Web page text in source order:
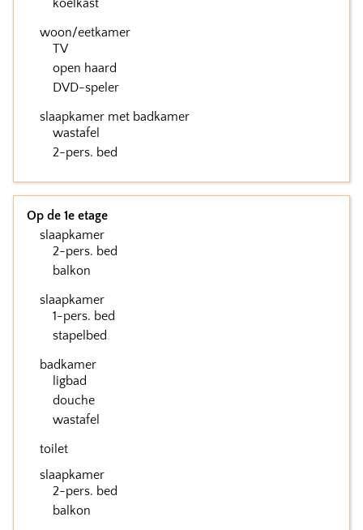
koelkast
woon/eetkamer
TV
open haard
DVD-speler
slaapkamer met badkamer
wastafel
2-pers. bed
Op de 1e etage
slaapkamer
2-pers. bed
balkon
slaapkamer
1-pers. bed
stapelbed
badkamer
ligbad
douche
wastafel
toilet
slaapkamer
2-pers. bed
balkon